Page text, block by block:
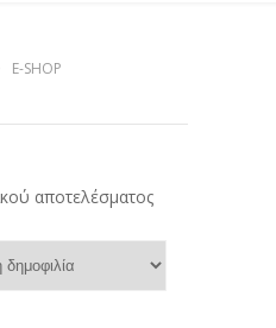
E-SHOP
αποτελέσματος